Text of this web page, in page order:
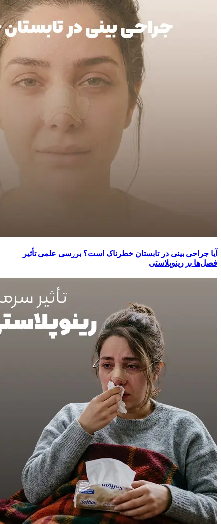
آیا جراحی بینی در تابستان خطرناک است؟ بررسی علمی تأثیر
فصل‌ها بر رینوپلاستی